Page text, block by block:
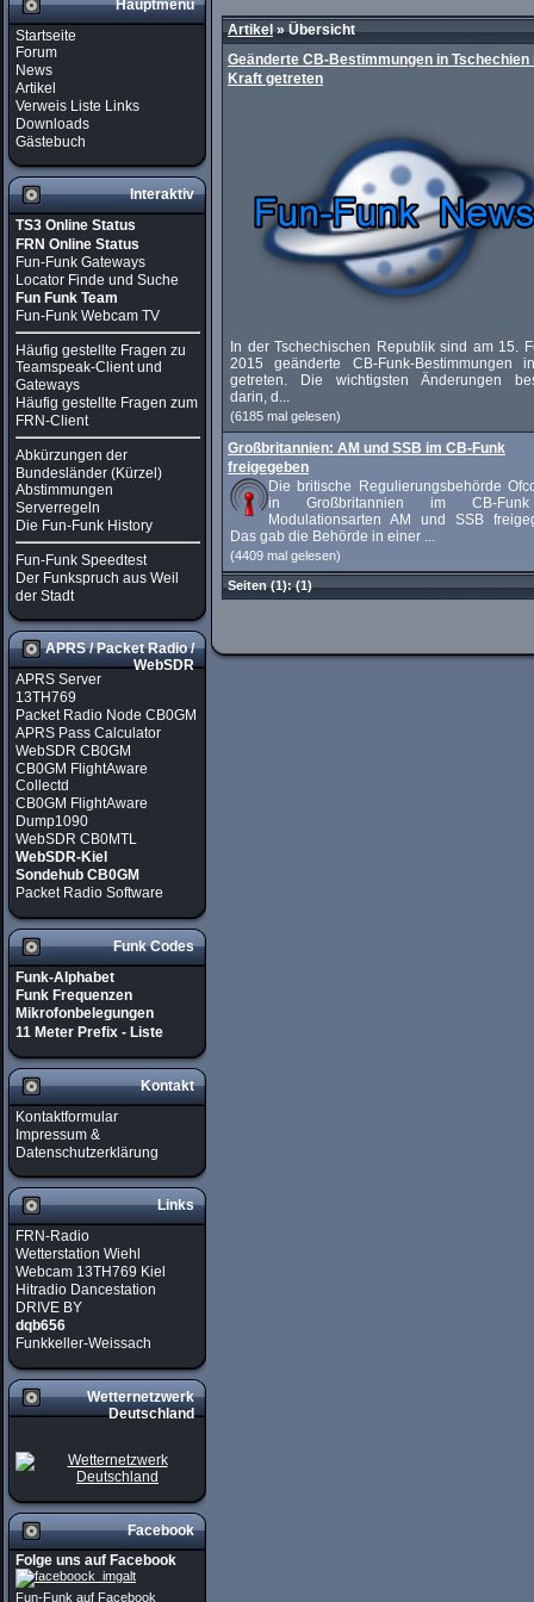
Hauptmenü
Startseite
Forum
News
Artikel
Verweis Liste Links
Downloads
Gästebuch
Interaktiv
TS3 Online Status
FRN Online Status
Fun-Funk Gateways
Locator Finde und Suche
Fun Funk Team
Fun-Funk Webcam TV
Häufig gestellte Fragen zu
Teamspeak-Client und
Gateways
Häufig gestellte Fragen zum
FRN-Client
Abkürzungen der
Bundesländer (Kürzel)
Abstimmungen
Serverregeln
Die Fun-Funk History
Fun-Funk Speedtest
Der Funkspruch aus Weil
der Stadt
APRS / Packet Radio /
WebSDR
APRS Server
13TH769
Packet Radio Node CB0GM
APRS Pass Calculator
WebSDR CB0GM
CB0GM FlightAware
Collectd
CB0GM FlightAware
Dump1090
WebSDR CB0MTL
WebSDR-Kiel
Sondehub CB0GM
Packet Radio Software
Funk Codes
Funk-Alphabet
Funk Frequenzen
Mikrofonbelegungen
11 Meter Prefix - Liste
Kontakt
Kontaktformular
Impressum &
Datenschutzerklärung
Links
FRN-Radio
Wetterstation Wiehl
Webcam 13TH769 Kiel
Hitradio Dancestation
DRIVE BY
dqb656
Funkkeller-Weissach
Wetternetzwerk
Deutschland
Facebook
Folge uns auf Facebook
Fun-Funk auf Facebook
Artikel»Übersicht
Geänderte CB-Bestimmungen in Tschechien
Kraft getreten
In der Tschechischen Republik sind am 15.
2015 geänderte CB-Funk-Bestimmungen
getreten. Die wichtigsten Änderungen
darin, d...
(6185 mal gelesen)
Großbritannien: AM und SSB im CB-Funk
freigegeben
Die britische Regulierungsbehörde
in Großbritannien im CB-
Modulationsarten AM und SSB
Das gab die Behörde in einer ...
(4409 mal gelesen)
Seiten(1):(1)